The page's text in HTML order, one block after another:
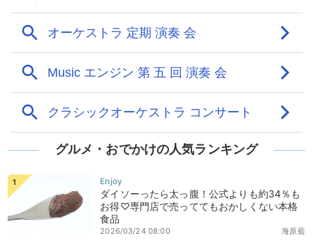
グルメ・おでかけの人気ランキング
ダイソーったら太っ腹！公式よりも約34％も
お得♡専門店で売っててもおかしくない本格
食品
海原藍
2026/03/24 08:00